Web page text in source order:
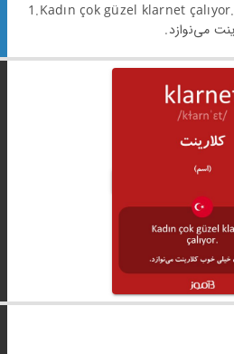
1.Kadın çok güzel klarnet çalıyor.